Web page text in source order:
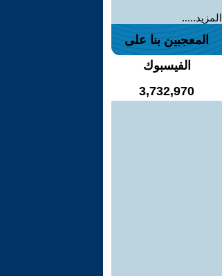
المزيد.....
المعجبين بنا على
الفيسبوك
3,732,970